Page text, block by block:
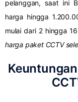
pelanggan, saat ini
harga hingga
mulai dari 2 hingga
harga paket CCTV